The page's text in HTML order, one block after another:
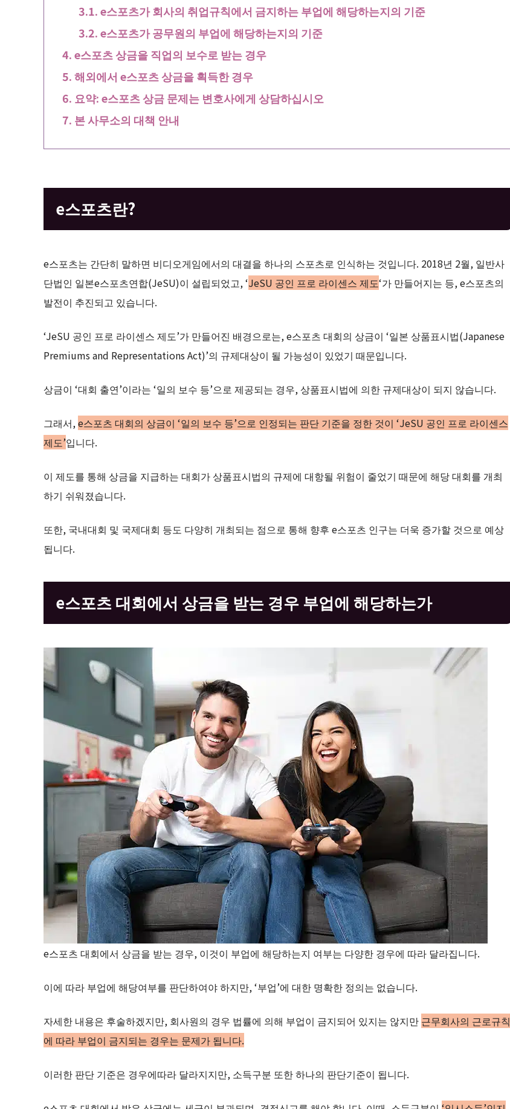
e스포츠가 회사의 취업규칙에서 금지하는 부업에 해당하는지의 기준
e스포츠가 공무원의 부업에 해당하는지의 기준
e스포츠 상금을 직업의 보수로 받는 경우
해외에서 e스포츠 상금을 획득한 경우
요약: e스포츠 상금 문제는 변호사에게 상담하십시오
본 사무소의 대책 안내
e스포츠란?
e스포츠는 간단히 말하면 비디오게임에서의 대결을 하나의 스포츠로 인식하는 것입니다. 2018년 2월, 일반사
단법인 일본e스포츠연합(JeSU)이 설립되었고, ‘JeSU 공인 프로 라이센스 제도‘가 만들어지는 등, e스포츠의
발전이 추진되고 있습니다.
‘JeSU 공인 프로 라이센스 제도’가 만들어진 배경으로는, e스포츠 대회의 상금이 ‘일본 상품표시법(Japanese
Premiums and Representations Act)’의 규제대상이 될 가능성이 있었기 때문입니다.
상금이 ‘대회 출연’이라는 ‘일의 보수 등’으로 제공되는 경우, 상품표시법에 의한 규제대상이 되지 않습니다.
그래서, e스포츠 대회의 상금이 ‘일의 보수 등’으로 인정되는 판단 기준을 정한 것이 ‘JeSU 공인 프로 라이센스
제도’입니다.
이 제도를 통해 상금을 지급하는 대회가 상품표시법의 규제에 대항될 위험이 줄었기 때문에 해당 대회를 개최
하기 쉬워졌습니다.
또한, 국내대회 및 국제대회 등도 다양히 개최되는 점으로 통해 향후 e스포츠 인구는 더욱 증가할 것으로 예상
됩니다.
e스포츠 대회에서 상금을 받는 경우 부업에 해당하는가
e스포츠 대회에서 상금을 받는 경우, 이것이 부업에 해당하는지 여부는 다양한 경우에 따라 달라집니다.
이에 따라 부업에 해당여부를 판단하여야 하지만, ‘부업’에 대한 명확한 정의는 없습니다.
자세한 내용은 후술하겠지만, 회사원의 경우 법률에 의해 부업이 금지되어 있지는 않지만 근무회사의 근로규칙
에 따라 부업이 금지되는 경우는 문제가 됩니다.
이러한 판단 기준은 경우에따라 달라지지만, 소득구분 또한 하나의 판단기준이 됩니다.